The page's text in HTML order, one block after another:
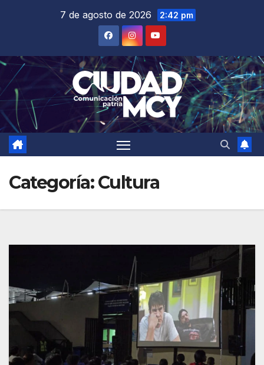
7 de agosto de 2026 2:42 pm
Categoría:Cultura